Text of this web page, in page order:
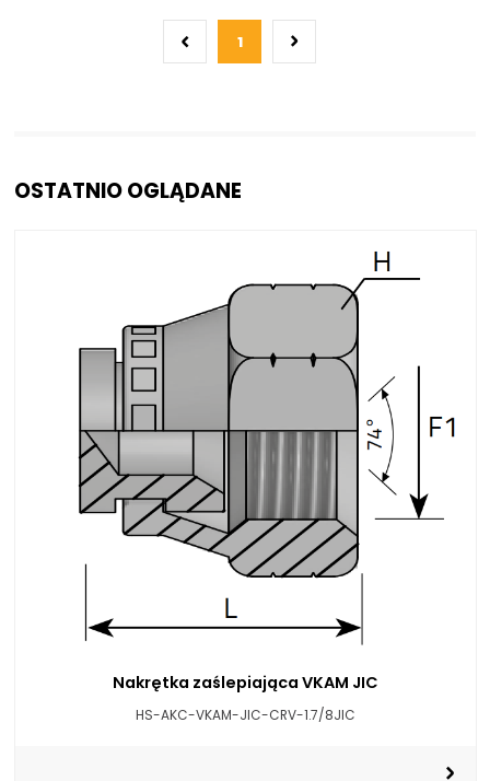
1
OSTATNIO OGLĄDANE
Nakrętka zaślepiająca VKAM JIC
HS-AKC-VKAM-JIC-CRV-1.7/8JIC